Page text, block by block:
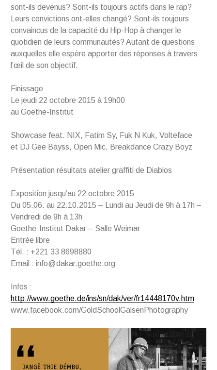
sont-ils devenus? Sont-ils toujours actifs dans le rap?
Leurs convictions ont-elles changé? Sont-ils toujours
convaincus de la capacité du Hip-Hop à changer le
quotidien de leurs communautés? Autant de questions
auxquelles elle espère apporter des réponses à travers
l’œil de son objectif.
Finissage
Le jeudi 22 octobre 2015 à 19h00
au Goethe-Institut
Showcase feat. NIX, Fatim Sy, Fuk N Kuk, Volteface
et DJ Gee Bayss, Open Mic, Breakdance Crazy Boyz
Présentation résultats atelier graffiti de Diablos
Exposition jusqu’au 22 octobre 2015
Du 05.06. au 22.10.2015 – Lundi au Jeudi de 9h à 17h –
Vendredi de 9h à 13h
Goethe-Institut Dakar – Salle Weimar
Entrée libre
Tél. : +221 33 8698880
Email : info@dakar.goethe.org
Infos :
http://www.goethe.de/ins/sn/dak/ver/fr14448170v.htm
www.facebook.com/GoldSchoolGalsenPhotography